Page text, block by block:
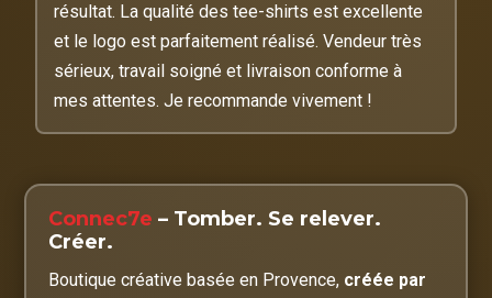
résultat. La qualité des tee-shirts est excellente
et le logo est parfaitement réalisé. Vendeur très
sérieux, travail soigné et livraison conforme à
mes attentes. Je recommande vivement !
Connec7e – Tomber. Se relever.
Créer.
Boutique créative basée en Provence, créée par